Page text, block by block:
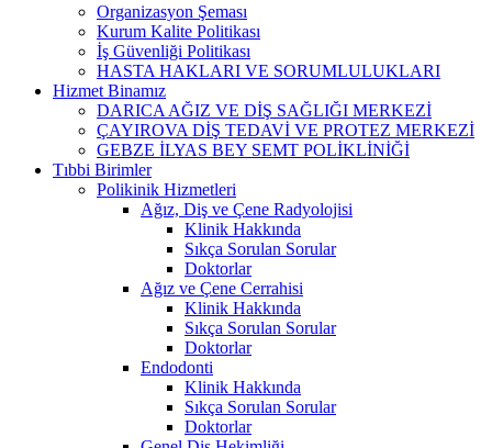
Organizasyon Şeması
Kurum Kalite Politikası
İş Güvenliği Politikası
HASTA HAKLARI VE SORUMLULUKLARI
Hizmet Binamız
DARICA AĞIZ VE DİŞ SAĞLIĞI MERKEZİ
ÇAYIROVA DİŞ TEDAVİ VE PROTEZ MERKEZİ
GEBZE İLYAS BEY SEMT POLİKLİNİĞİ
Tıbbi Birimler
Polikinik Hizmetleri
Ağız, Diş ve Çene Radyolojisi
Klinik Hakkında
Sıkça Sorulan Sorular
Doktorlar
Ağız ve Çene Cerrahisi
Klinik Hakkında
Sıkça Sorulan Sorular
Doktorlar
Endodonti
Klinik Hakkında
Sıkça Sorulan Sorular
Doktorlar